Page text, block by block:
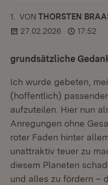
1. KOMMENTAR
VON :THORSTEN
27.02.2026
17:52
grundsätzliche
Ich wurde gebeten,
(hoffentlich)
aufzuteilen. Hier nun
Anregungen ohne
roter Faden hinter
unattraktiv teuer zu
diesem Planeten
und alles zu fördern –